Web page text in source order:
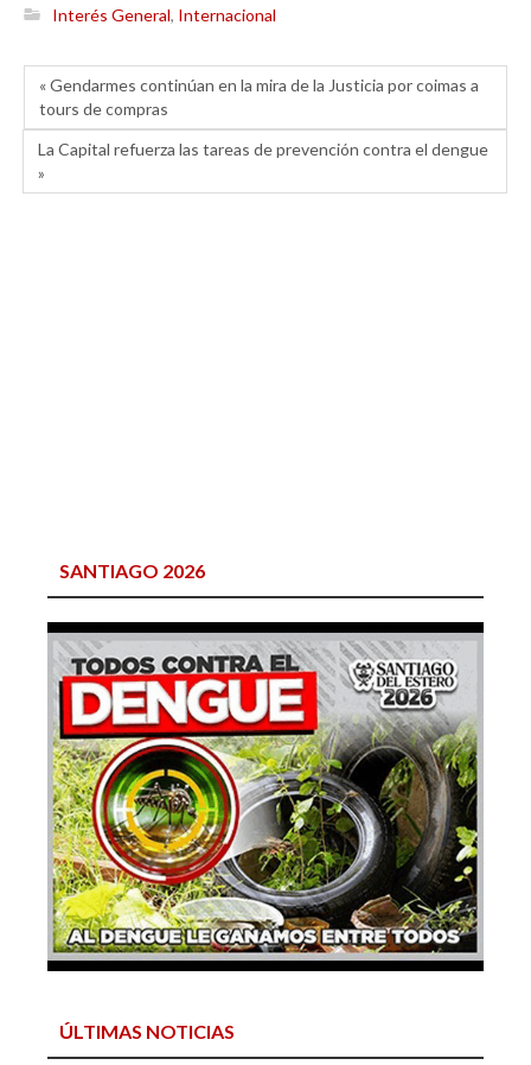
Interés General, Internacional
« Gendarmes continúan en la mira de la Justicia por coimas a
tours de compras
La Capital refuerza las tareas de prevención contra el dengue
»
SANTIAGO 2026
ÚLTIMAS NOTICIAS